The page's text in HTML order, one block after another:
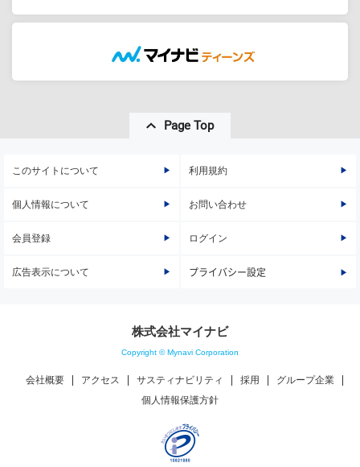
Page Top
このサイトについて 利用規約
個人情報について お問い合わせ
会員登録 ログイン
広告表示について プライバシー設定
株式会社マイナビ
Copyright © Mynavi Corporation
会社概要 アクセス サスティナビリティ 採用
グループ企業
個人情報保護方針